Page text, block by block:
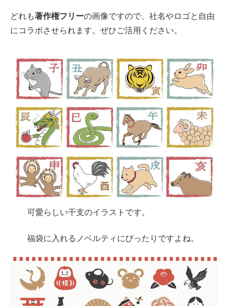
どれも著作権フリーの画像ですので、社名やロゴと自由
にコラボさせられます。ぜひご活用ください。
可愛らしい干支のイラストです。
福袋に入れるノベルティにぴったりですよね。